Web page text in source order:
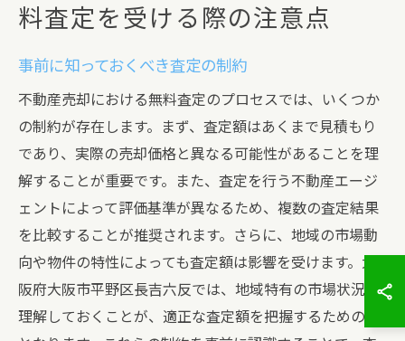
料査定を受ける際の注意点
事前に知っておくべき査定の制約
不動産売却における無料査定のプロセスでは、いくつか
の制約が存在します。まず、査定額はあくまで見積もり
であり、実際の売却価格と異なる可能性があることを理
解することが重要です。また、査定を行う不動産エージ
ェントによって評価基準が異なるため、複数の査定結果
を比較することが推奨されます。さらに、地域の市場動
向や物件の特性によっても査定額は影響を受けます。大
阪府大阪市平野区長吉六反では、地域特有の市場状況を
理解しておくことが、適正な査定額を把握するための鍵